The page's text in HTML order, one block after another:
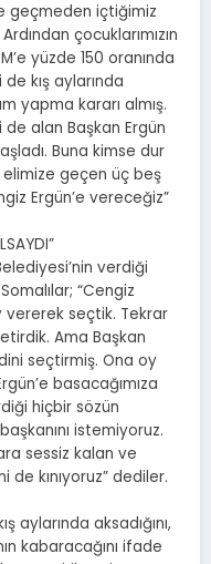
geçmeden içtiğimiz
çocuklarımızın
yüzde 150 oranında
de kış aylarında
yapma kararı almış.
de alan Başkan Ergün
Buna kimse dur
geçen üç beş
Ergün’e vereceğiz”
verdiği
“Cengiz
vererek seçtik. Tekrar
Ama Başkan
seçtirmiş. Ona oy
basacağımıza
hiçbir sözün
istemiyoruz.
sessiz kalan ve
kınıyoruz” dediler.
aylarında aksadığını,
kabaracağını ifade